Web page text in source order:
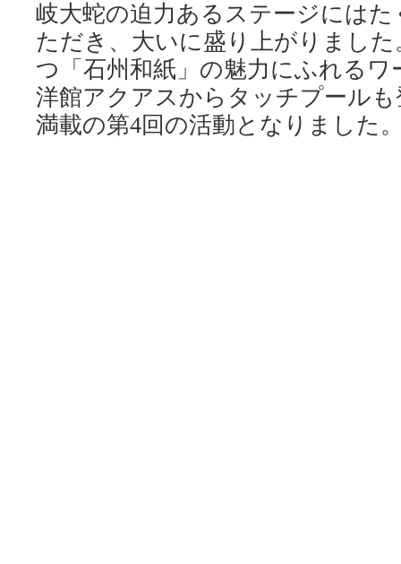
岐大蛇の迫力あるステージには
ただき、大いに盛り上がりまし
つ「石州和紙」の魅力にふれる
洋館アクアスからタッチプール
満載の第4回の活動となりました